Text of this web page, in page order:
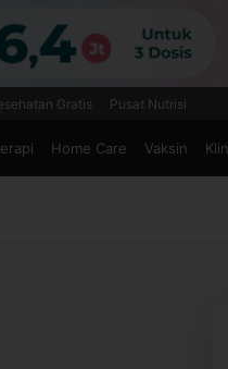
Gratis Pusat Nutrisi
Home Care Vaksin